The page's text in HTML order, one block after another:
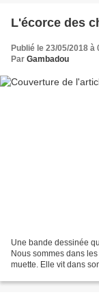
L'écorce des
Publié le 23/05/2018 à
Par Gambadou
Une bande dessinée
Nous sommes dans
muette. Elle vit dans